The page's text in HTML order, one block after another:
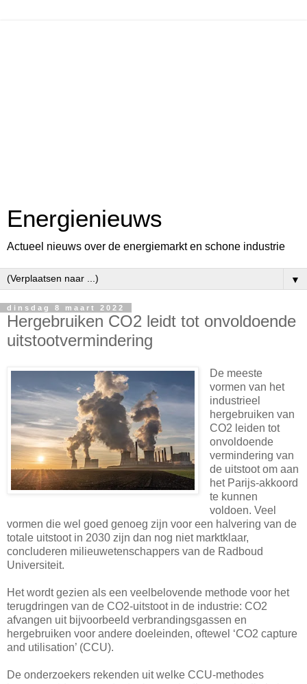
Energienieuws
Actueel nieuws over de energiemarkt en schone industrie
▼
dinsdag 8 maart 2022
Hergebruiken CO2 leidt tot onvoldoende
uitstootvermindering
De meeste
vormen van het
industrieel
hergebruiken van
CO2 leiden tot
onvoldoende
vermindering van
de uitstoot om aan
het Parijs-akkoord
te kunnen
voldoen. Veel
vormen die wel goed genoeg zijn voor een halvering van de
totale uitstoot in 2030 zijn dan nog niet marktklaar,
concluderen milieuwetenschappers van de Radboud
Universiteit.
Het wordt gezien als een veelbelovende methode voor het
terugdringen van de CO2-uitstoot in de industrie: CO2
afvangen uit bijvoorbeeld verbrandingsgassen en
hergebruiken voor andere doeleinden, oftewel ‘CO2 capture
and utilisation’ (CCU).
De onderzoekers rekenden uit welke CCU-methodes